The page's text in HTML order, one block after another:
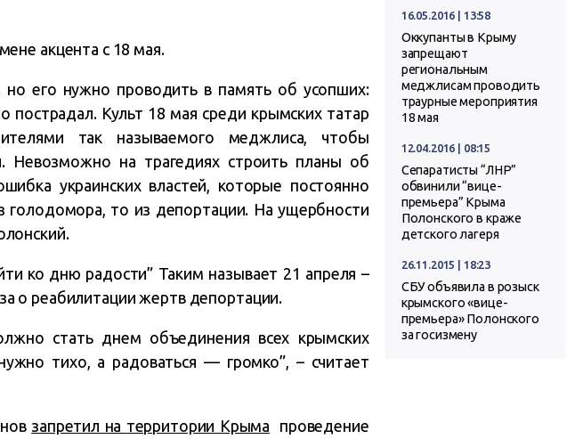
акцента с 18 мая.
но его нужно проводить в память об усопших:
Культ 18 мая среди крымских татар
так называемого меджлиса, чтобы
Невозможно на трагедиях строить планы об
украинских властей, которые постоянно
голодомора, то из депортации. На ущербности
ко дню радости” Таким называет 21 апреля –
о реабилитации жертв депортации.
стать днем объединения всех крымских
тихо, а радоваться — громко”, – считает
запретил на территории Крыма проведение
16.05.2016 | 13:58
Оккупанты в Крыму
запрещают
региональным
меджлисам проводить
траурные мероприятия
18 мая
12.04.2016 | 08:15
Сепаратисты “ЛНР”
обвинили “вице-
премьера” Крыма
Полонского в краже
детского лагеря
26.11.2015 | 18:23
СБУ объявила в розыск
крымского «вице-
премьера» Полонского
за госизмену